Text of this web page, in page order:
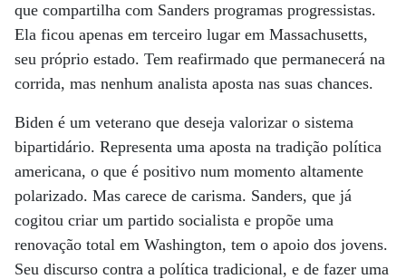
que compartilha com Sanders programas progressistas.
Ela ficou apenas em terceiro lugar em Massachusetts,
seu próprio estado. Tem reafirmado que permanecerá na
corrida, mas nenhum analista aposta nas suas chances.
Biden é um veterano que deseja valorizar o sistema
bipartidário. Representa uma aposta na tradição política
americana, o que é positivo num momento altamente
polarizado. Mas carece de carisma. Sanders, que já
cogitou criar um partido socialista e propõe uma
renovação total em Washington, tem o apoio dos jovens.
Seu discurso contra a política tradicional, e de fazer uma